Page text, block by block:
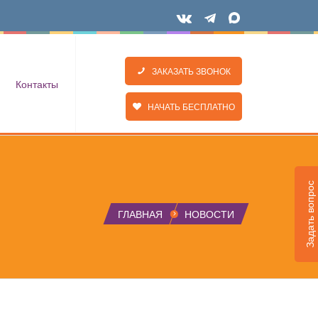
Контакты
ЗАКАЗАТЬ ЗВОНОК
НАЧАТЬ БЕСПЛАТНО
ГЛАВНАЯ НОВОСТИ Задать вопрос